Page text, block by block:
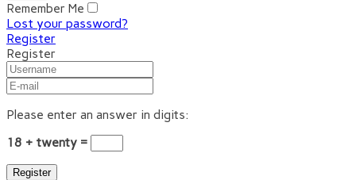
Remember Me
Lost your password?
Register
Register
Please enter an answer in digits:
18 + twenty =